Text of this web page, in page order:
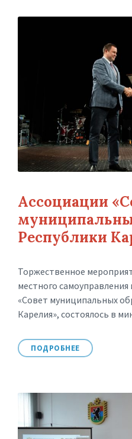
Ассоциации
Республики
Торжественное
местного
«Совет муниципальных
Карелия», состоялось в
ПОДРОБНЕЕ